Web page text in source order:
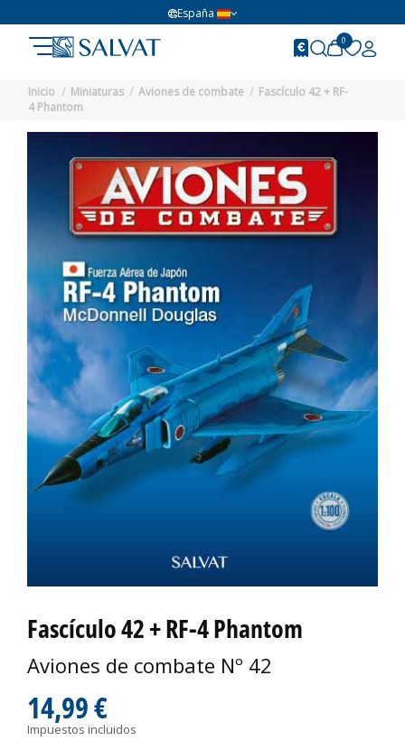
España
0
Inicio Miniaturas Aviones de combate
Fascículo 42 + RF-
4 Phantom
Fascículo 42 + RF-4 Phantom
Aviones de combate Nº 42
14,99 €
Impuestos incluidos